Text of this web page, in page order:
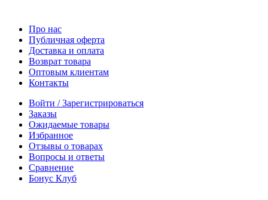
Про нас
Публичная оферта
Доставка и оплата
Возврат товара
Оптовым клиентам
Контакты
Войти / Зарегистрироваться
Заказы
Ожидаемые товары
Избранное
Отзывы о товарах
Вопросы и ответы
Сравнение
Бонус Клуб